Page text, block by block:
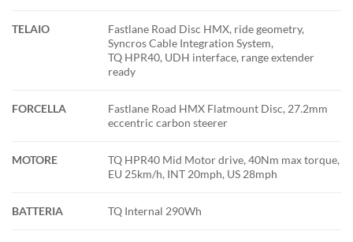
TELAIO
Fastlane Road Disc HMX, ride geometry,
Syncros Cable Integration System,
TQ HPR40, UDH interface, range extender
ready
FORCELLA
Fastlane Road HMX Flatmount Disc, 27.2mm
eccentric carbon steerer
MOTORE
TQ HPR40 Mid Motor drive, 40Nm max torque,
EU 25km/h, INT 20mph, US 28mph
BATTERIA TQ Internal 290Wh